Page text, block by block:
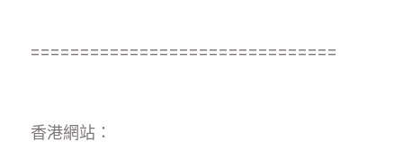
===============================
香港網站：